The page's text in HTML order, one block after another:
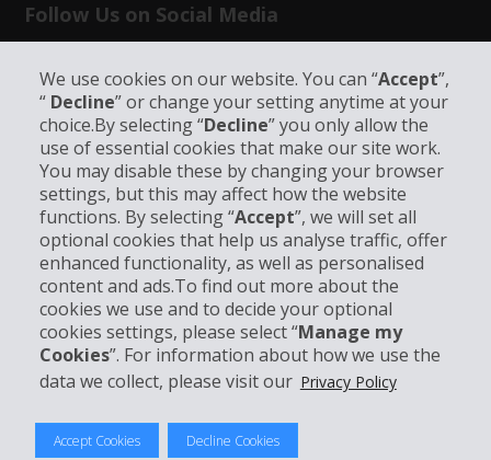
We use cookies on our website. You can “Accept”,
“ Decline” or change your setting anytime at your
choice.By selecting “Decline” you only allow the
use of essential cookies that make our site work.
You may disable these by changing your browser
settings, but this may affect how the website
functions. By selecting “Accept”, we will set all
optional cookies that help us analyse traffic, offer
enhanced functionality, as well as personalised
content and ads.To find out more about the
cookies we use and to decide your optional
cookies settings, please select “Manage my
Cookies”. For information about how we use the
data we collect, please visit our Privacy Policy
Accept Cookies Decline Cookies
Follow Us on Social Media
Info su Hertz
Business
Customer Service
Prenota con Hertz